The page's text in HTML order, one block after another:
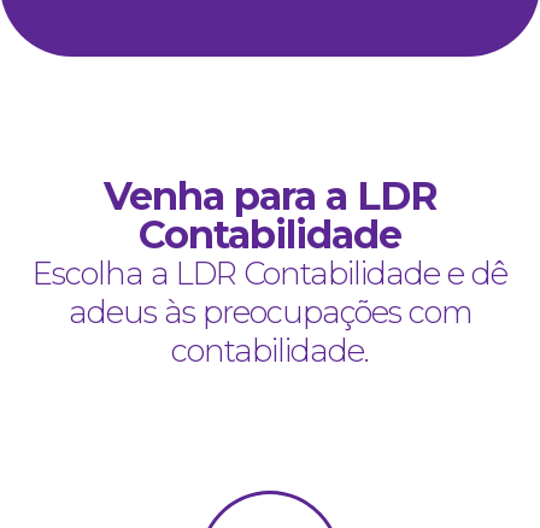
Venha para a LDR
Contabilidade
Escolha a LDR Contabilidade e dê
adeus às preocupações com
contabilidade.